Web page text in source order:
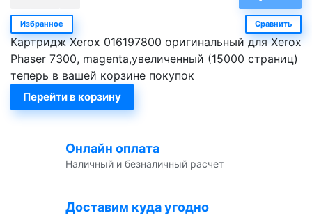
Избранное Сравнить
Картридж Xerox 016197800 оригинальный для Xerox
Phaser 7300, magenta,увеличенный (15000 страниц)
теперь в вашей корзине покупок
Перейти в корзину
Онлайн оплата
Наличный и безналичный расчет
Доставим куда угодно